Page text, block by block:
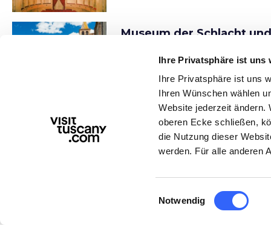
Ihre Privatsphäre ist uns
Ihre Privatsphäre ist uns
Ihren Wünschen wählen
Website jederzeit ändern.
oberen Ecke schließen,
die Nutzung dieser
werden. Für alle anderen
Einwilligungsauswahl
Notwendig
Museum der Schlacht und
Museen
Die Fabbrica della Natura
Naturschutzgebiet Monti
Rognosi